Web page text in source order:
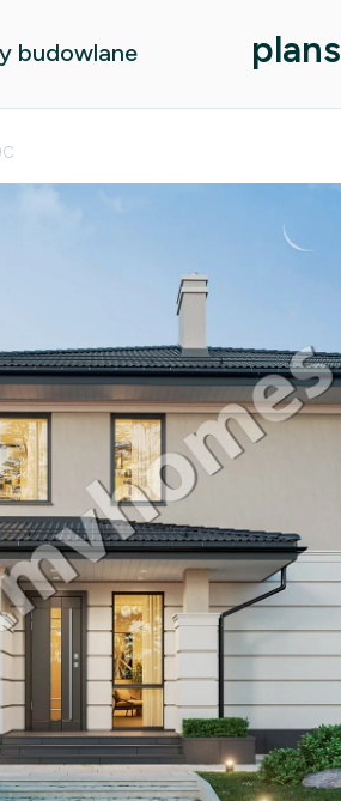
budowlane plans